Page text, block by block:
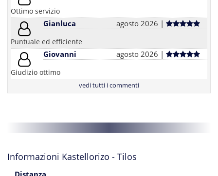
Ottimo servizio
Gianluca agosto 2026 |
Puntuale ed efficiente
Giovanni agosto 2026 |
Giudizio ottimo
vedi tutti i commenti
Informazioni Kastellorizo - Tilos